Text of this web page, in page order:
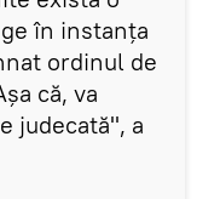
în instanța
ordinul de
că, va
judecată", a